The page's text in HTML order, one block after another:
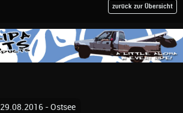
zurück zur Übersicht
29.08.2016 - Ostsee